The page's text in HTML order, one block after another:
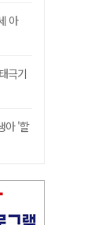
아
극기
아 '할